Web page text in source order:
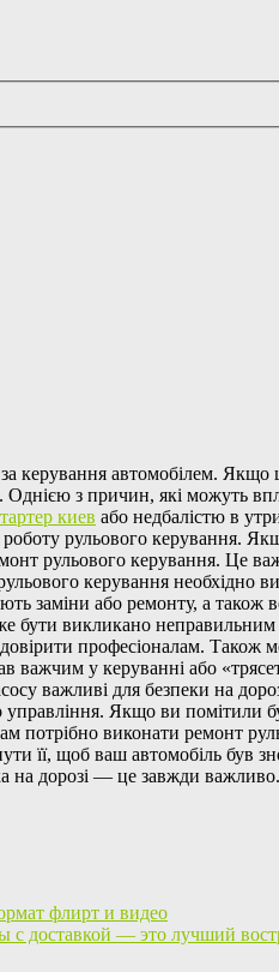
керування автомобілем.
з причин, які можуть
киев або недбалістю в
рульового керування.
рульового керування. Це
керування
заміни або ремонту, а
викликано неправильним
професіоналам.
важчим у керуванні або
важливі для безпеки на
Якщо ви помітили
виконати ремонт
її, щоб ваш автомобіль був
на дорозі — це завжди
флирт и видео
с доставкой — это лучший